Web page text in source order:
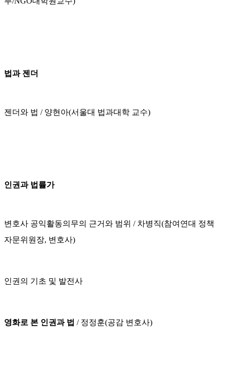
법과 젠더
젠더와 법 / 양현아(서울대 법과대학 교수)
인권과 법률가
변호사 공익활동의무의 근거와 범위 / 차병직(참여연대 정책
자문위원장, 변호사)
인권의 기초 및 발전사
영화로 본 인권과 법 / 정정훈(공감 변호사)